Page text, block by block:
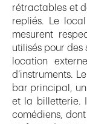
rétractables et
repliés. Le
mesurent
utilisés pour
location
d’instruments.
bar principal, un
et la billetterie.
comédiens,